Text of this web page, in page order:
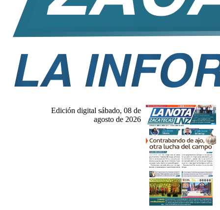
Edición digital sábado, 08 de
agosto de 2026